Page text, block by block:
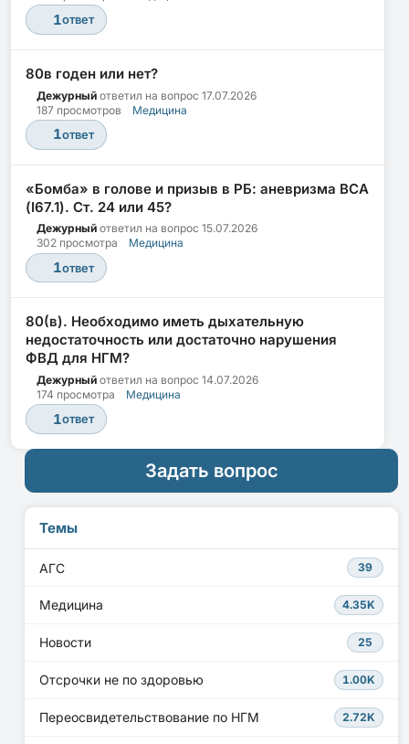
1ответ
80в годен или нет?
Дежурный ответил на вопрос 17.07.2026
187 просмотров
Медицина
1ответ
«Бомба» в голове и призыв в РБ: аневризма ВСА
(I67.1). Ст. 24 или 45?
Дежурный ответил на вопрос 15.07.2026
302 просмотра
Медицина
1ответ
80(в). Необходимо иметь дыхательную
недостаточность или достаточно нарушения
ФВД для НГМ?
Дежурный ответил на вопрос 14.07.2026
174 просмотра
Медицина
1ответ
Задать вопрос
Темы
АГС 39
Медицина 4.35K
Новости 25
Отсрочки не по здоровью 1.00K
Переосвидетельствование по НГМ 2.72K